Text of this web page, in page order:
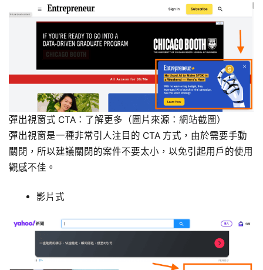
彈出視窗式 CTA：了解更多（圖片來源： 網站截圖）
彈出視窗是一種非常引人注目的 CTA 方式，由於需要手動
關閉，所以建議關閉的案件不要太小，以免引起用戶的使用
觀感不佳。
影片式